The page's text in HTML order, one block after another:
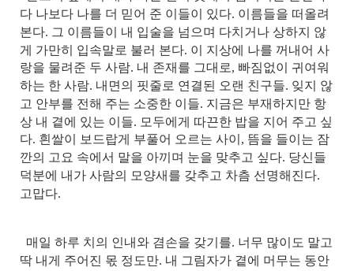
다 나보다 나를 더 믿어 준 이들이 있다. 이름들을 떠올려
본다. 그 이름들이 내 입술을 넘으며 다치거나 상하지 않
게 가만히 입속말로 불러 본다. 이 지상에 나를 꺼내어 사
랑을 물려준 두 사람. 내 존재를 그대로, 빠짐없이 귀여워
하는 한 사람. 내면의 핏줄로 연결된 오랜 친구들. 잊지 않
고 안부를 전해 주는 소중한 이들. 지금은 부재하지만 항
상 내 곁에 있는 이들. 모두에게 따끈한 밥을 지어 주고 싶
다. 흰쌀이 보드랍게 부풀어 오르는 사이, 뜸을 들이는 잠
깐의 고요 속에서 말을 아끼며 눈을 맞추고 싶다. 당신들
덕분에 내가 사람의 모양새를 갖추고 차츰 선명해진다.
고맙다.
매일 하루 치의 인내와 겸손을 갖기를. 너무 많이도 말고
딱 내게 주어진 몫 정도만. 내 그림자가 곁에 머무는 동안